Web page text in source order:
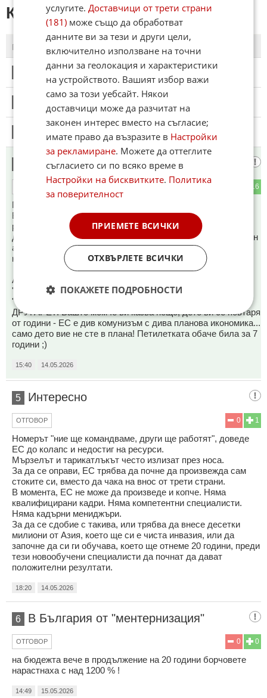
КОМЕНТАРИ КЪМ СТАТИЯТА
ПОСЛЕДНИ
Този коментар е премахнат от модератор.
Този коментар е премахнат от модератор.
ДрайвингПлежър
16
Потресаващ глупак!
Бюджета се разхищавал казва, а той иска да не го
разхищава ми да се инвестира в сфера, която има близка
до нулевата принадена стойност на продукта и която освен
ако няма да почваме война има своя не много висок
капацитет на тъсенето!
А на всичко отгоре на някой направи ли му впечатление:
"бюджетът на ЕС все още се изготвя седем години напред
"по абсолютно планиран начин"... КО СТАА ЕВРО
ДРУГАРЕ?! Вашто момче ви казва нещо, дето ви се повтаря
от години - ЕС е див комунизъм с дива планова икономика...
само дето вие не сте в плана! Петилетката обаче била за 7
години ;)
15:40 14.05.2026
5 Интересно
1
0
ОТГОВОР
Номерът "ние ще командваме, други ще работят", доведе
ЕС до колапс и недостиг на ресурси.
Мързелът и тарикатлъкът често излизат през носа.
За да се оправи, ЕС трябва да почне да произвежда сам
стоките си, вместо да чака на внос от трети страни.
В момента, ЕС не може да произведе и копче. Няма
квалифицирани кадри. Няма компетентни специалисти.
Няма кадърни мениджъри.
За да се сдобие с такива, или трябва да внесе десетки
милиони от Азия, което ще си е чиста инвазия, или да
започне да си ги обучава, което ще отнеме 20 години, преди
тези новообучени специалисти да почнат да дават
положителни резултати.
18:20 14.05.2026
6 В България от "ментернизация"
0
0
ОТГОВОР
на бюдежта вече в продължение на 20 години борчовете
нарастнаха с над 1200 % !
14:49 15.05.2026
услугите.Доставчици от трети страни
(181) може също да обработват
данните ви за тези и други цели,
включително използване на точни
данни за геолокация и характеристики
на устройството. Вашият избор важи
само за този уебсайт. Някои
доставчици може да разчитат на
законен интерес вместо на съгласие;
имате право да възразите в Настройки
за рекламиране. Можете да оттеглите
съгласието си по всяко време в
Настройки на бисквитките. Политика
за поверителност
ПРИЕМЕТЕ ВСИЧКИ
ОТХВЪРЛЕТЕ ВСИЧКИ
ПОКАЖЕТЕ ПОДРОБНОСТИ